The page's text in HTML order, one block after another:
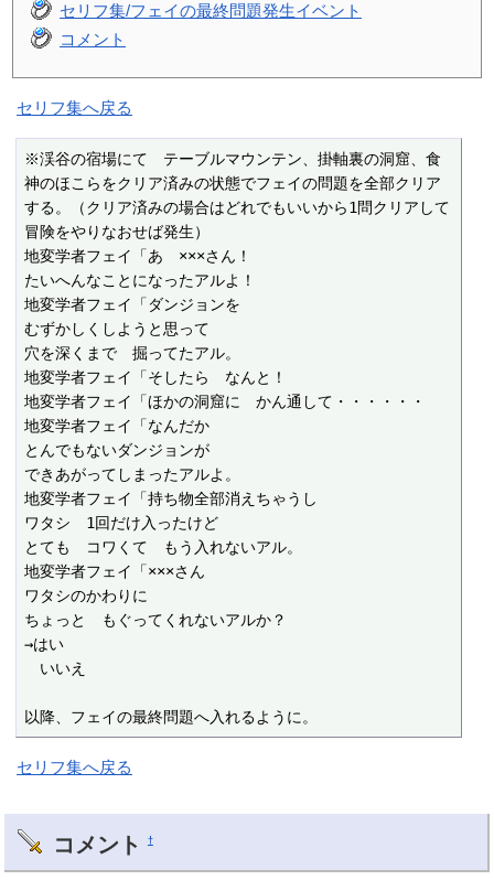
セリフ集/フェイの最終問題発生イベント
コメント
セリフ集へ戻る
※渓谷の宿場にて　テーブルマウンテン、掛軸裏の洞窟、食
神のほこらをクリア済みの状態でフェイの問題を全部クリア
する。（クリア済みの場合はどれでもいいから1問クリアして
冒険をやりなおせば発生）
地変学者フェイ「あ　×××さん！
たいへんなことになったアルよ！
地変学者フェイ「ダンジョンを
むずかしくしようと思って
穴を深くまで　掘ってたアル。
地変学者フェイ「そしたら　なんと！
地変学者フェイ「ほかの洞窟に　かん通して・・・・・・
地変学者フェイ「なんだか
とんでもないダンジョンが
できあがってしまったアルよ。
地変学者フェイ「持ち物全部消えちゃうし
ワタシ　1回だけ入ったけど
とても　コワくて　もう入れないアル。
地変学者フェイ「×××さん
ワタシのかわりに
ちょっと　もぐってくれないアルか？
→はい
いいえ
以降、フェイの最終問題へ入れるように。
セリフ集へ戻る
コメント †